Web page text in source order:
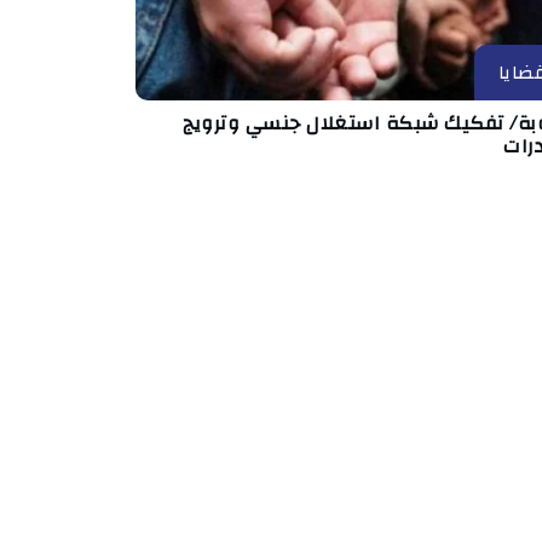
تفكيك شبكة استغلال جنسي وترويج